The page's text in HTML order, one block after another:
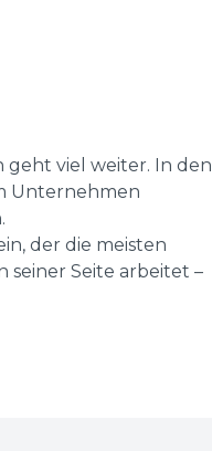
geht viel weiter. In den
Unternehmen
der die meisten
seiner Seite arbeitet –